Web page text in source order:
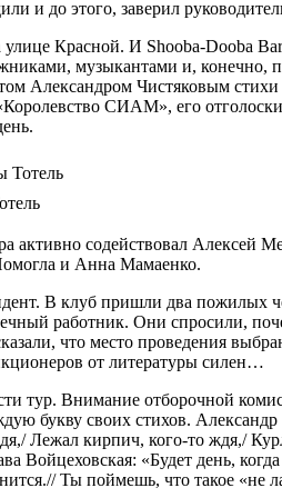
и до этого, заверил
Красной. И Shooba-Dooba
музыкантами и, конечно,
Александром Чистяковым
СИАМ», его
активно содействовал Алексей
и Анна Мамаенко.
В клуб пришли два пожилых
работник. Они спросили,
что место проведения
от литературы силен…
тур. Внимание отборочной
букву своих стихов.
Лежал кирпич, кого-то ждя,/
Войцеховская: «Будет день,
Ты поймешь, что такое «не